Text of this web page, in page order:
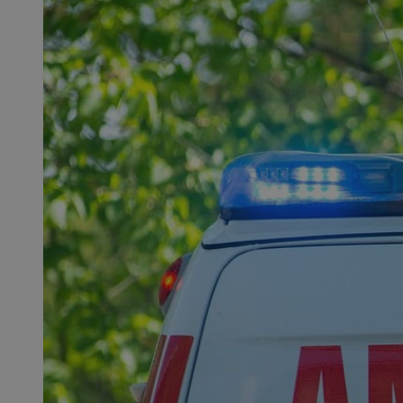
QeSessID
MvSessID
msToken
__cf_bm
__cf_bm
CookieScriptConsent